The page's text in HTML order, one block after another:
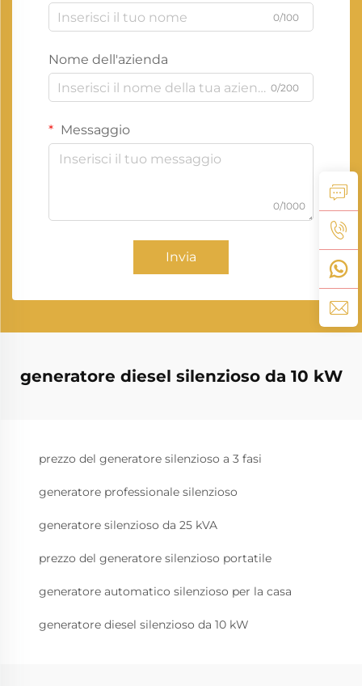
0/100
Nome dell'azienda
0/200
Messaggio
0/1000
Invia
generatore diesel silenzioso da 10 kW
prezzo del generatore silenzioso a 3 fasi
generatore professionale silenzioso
generatore silenzioso da 25 kVA
prezzo del generatore silenzioso portatile
generatore automatico silenzioso per la casa
generatore diesel silenzioso da 10 kW